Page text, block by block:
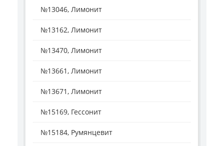
№13046, Лимонит
№13162, Лимонит
№13470, Лимонит
№13661, Лимонит
№13671, Лимонит
№15169, Гессонит
№15184, Румянцевит